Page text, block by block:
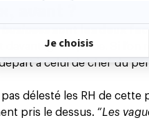
avant ?
sont les deux
davantage sa place. Si
à celui de chef du
délesté les RH de
pris le dessus. “Les